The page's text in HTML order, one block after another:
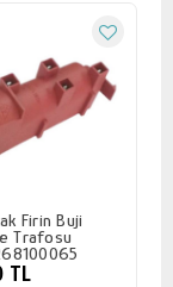
Firin Buji
Trafosu
TL